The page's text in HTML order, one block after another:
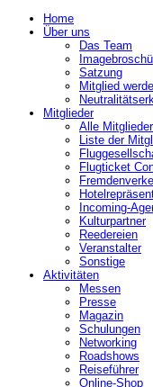
Home
Über uns
Das Team
Satzung
Mitglied
Mitglieder
Alle
Liste der
Flugticket
Incoming-
Kulturpartner
Reedereien
Veranstalter
Sonstige
Aktivitäten
Messen
Presse
Magazin
Schulungen
Networking
Roadshows
Reiseführer
Online-Shop